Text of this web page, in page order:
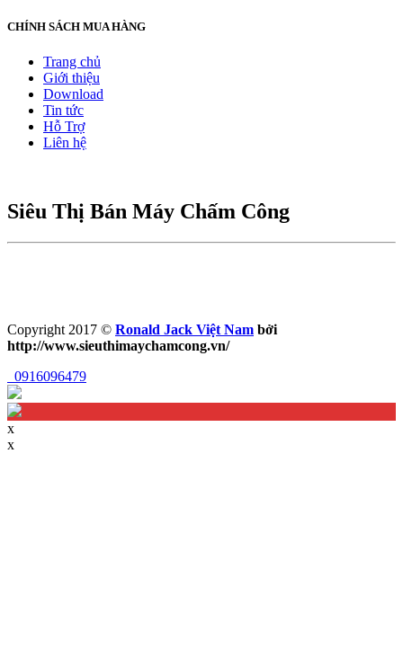
CHÍNH SÁCH MUA HÀNG
Trang chủ
Giới thiệu
Download
Tin tức
Hỗ Trợ
Liên hệ
Siêu Thị Bán Máy Chấm Công
Copyright 2017 © Ronald Jack Việt Nam bởi
http://www.sieuthimaychamcong.vn/
0916096479
x
x